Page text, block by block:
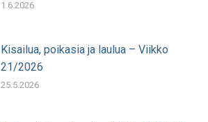
1.6.2026
Kisailua, poikasia ja laulua – Viikko
21/2026
25.5.2026